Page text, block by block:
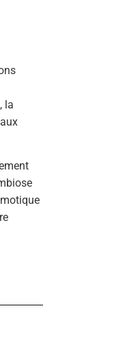
la